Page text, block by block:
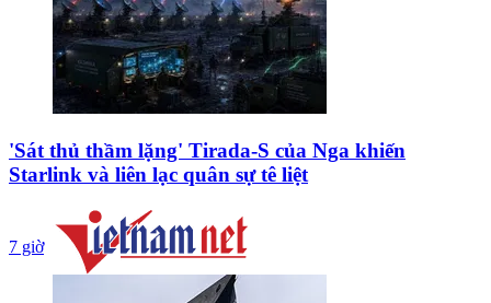
'Sát thủ thầm lặng' Tirada-S của Nga khiến
Starlink và liên lạc quân sự tê liệt
7 giờ